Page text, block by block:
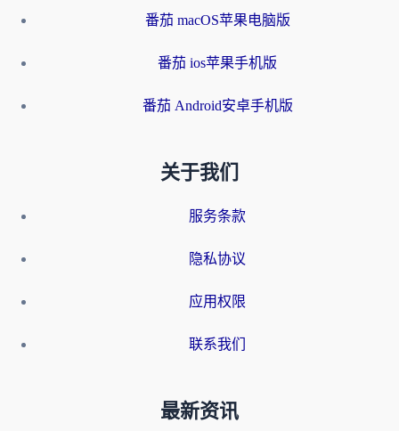
番茄 macOS苹果电脑版
番茄 ios苹果手机版
番茄 Android安卓手机版
关于我们
服务条款
隐私协议
应用权限
联系我们
最新资讯